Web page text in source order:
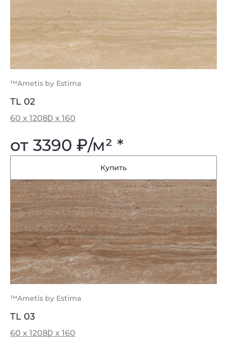
™Ametis by Estima
TL 02
60 x 12080 x 160
от 3390 ₽/м² *
Купить
™Ametis by Estima
TL 03
60 x 12080 x 160